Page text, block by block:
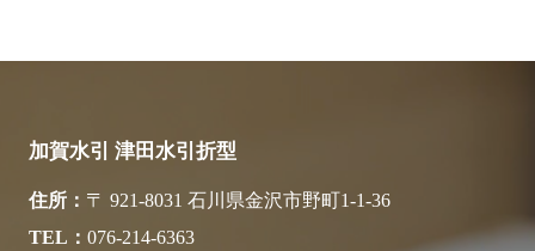
加賀水引 津田水引折型
住所
〒 921-8031 石川県金沢市野町1-1-36
TEL
076-214-6363